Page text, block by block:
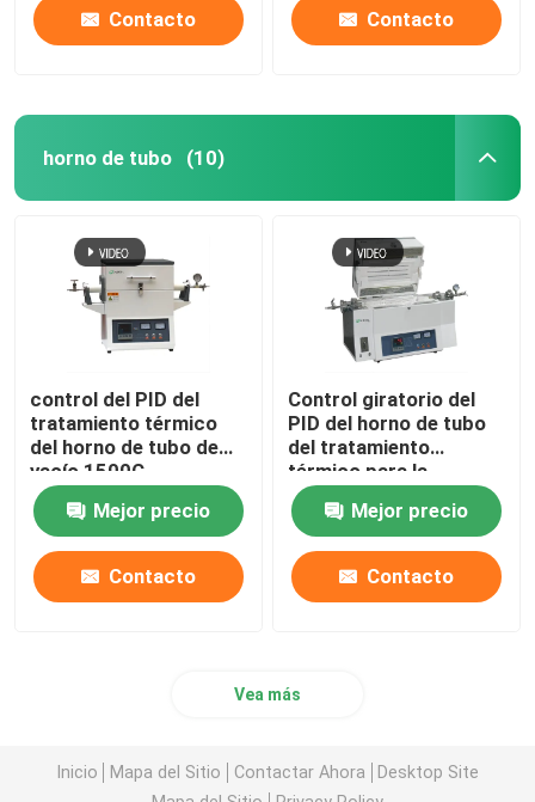
Contacto Contacto
horno de tubo (10)
control del PID del
tratamiento térmico
del horno de tubo de
vacío 1500C
Mejor precio
Contacto
Control giratorio del
PID del horno de tubo
del tratamiento
térmico para la
calcinación y la
sequedad del
laboratorio
Mejor precio
Contacto
Vea más
Inicio Mapa del Sitio Contactar Ahora
Desktop Site